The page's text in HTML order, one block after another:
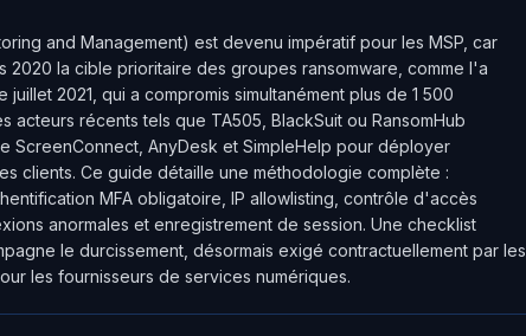
and Management) est devenu impératif pour les MSP, car
2020 la cible prioritaire des groupes ransomware, comme l'a
2021, qui a compromis simultanément plus de 1 500
acteurs récents tels que TA505, BlackSuit ou RansomHub
ScreenConnect, AnyDesk et SimpleHelp pour déployer
clients. Ce guide détaille une méthodologie complète :
MFA obligatoire, IP allowlisting, contrôle d'accès
anormales et enregistrement de session. Une checklist
le durcissement, désormais exigé contractuellement par les
les fournisseurs de services numériques.